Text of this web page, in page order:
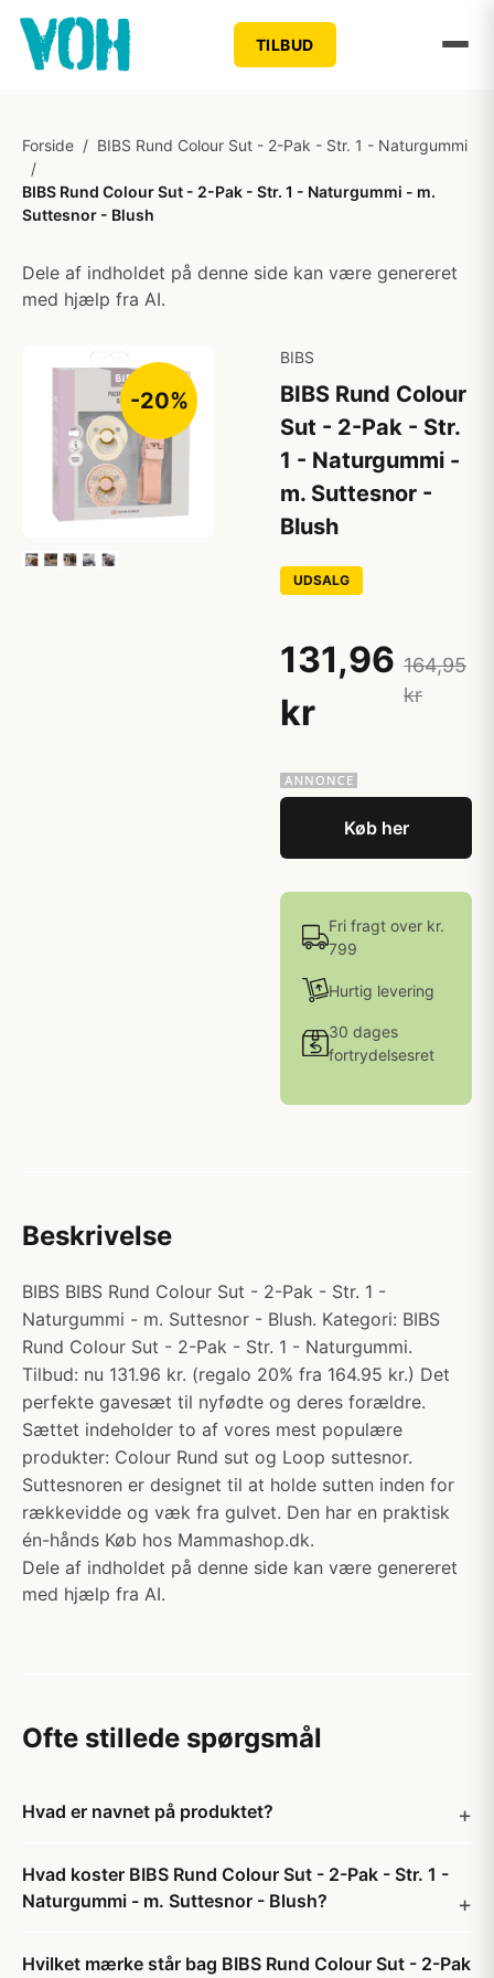
TILBUD
Forside / BIBS Rund Colour Sut - 2-Pak - Str. 1 - Naturgummi
/
BIBS Rund Colour Sut - 2-Pak - Str. 1 - Naturgummi - m.
Suttesnor - Blush
Dele af indholdet på denne side kan være genereret
med hjælp fra AI.
-20%
BIBS
BIBS Rund Colour
Sut - 2-Pak - Str.
1 - Naturgummi -
m. Suttesnor -
Blush
UDSALG
131,96
kr
164,95
kr
Køb her
Fri fragt over kr.
799
Hurtig levering
30 dages
fortrydelsesret
Beskrivelse
BIBS BIBS Rund Colour Sut - 2-Pak - Str. 1 -
Naturgummi - m. Suttesnor - Blush. Kategori: BIBS
Rund Colour Sut - 2-Pak - Str. 1 - Naturgummi.
Tilbud: nu 131.96 kr. (regalo 20% fra 164.95 kr.) Det
perfekte gavesæt til nyfødte og deres forældre.
Sættet indeholder to af vores mest populære
produkter: Colour Rund sut og Loop suttesnor.
Suttesnoren er designet til at holde sutten inden for
rækkevidde og væk fra gulvet. Den har en praktisk
én-hånds Køb hos Mammashop.dk.
Dele af indholdet på denne side kan være genereret
med hjælp fra AI.
Ofte stillede spørgsmål
Hvad er navnet på produktet?
Hvad koster BIBS Rund Colour Sut - 2-Pak - Str. 1 -
Naturgummi - m. Suttesnor - Blush?
Hvilket mærke står bag BIBS Rund Colour Sut - 2-Pak